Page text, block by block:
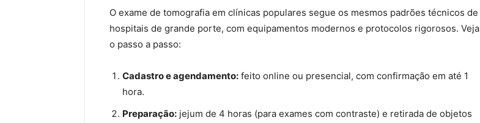
O exame de tomografia em clínicas populares segue os mesmos padrões técnicos de
hospitais de grande porte, com equipamentos modernos e protocolos rigorosos. Veja
o passo a passo:
Cadastro e agendamento: feito online ou presencial, com confirmação em até 1
hora.
Preparação: jejum de 4 horas (para exames com contraste) e retirada de objetos